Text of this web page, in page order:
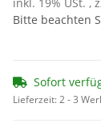
Bitte beachten
Sofort
Lieferzeit:2 - 3